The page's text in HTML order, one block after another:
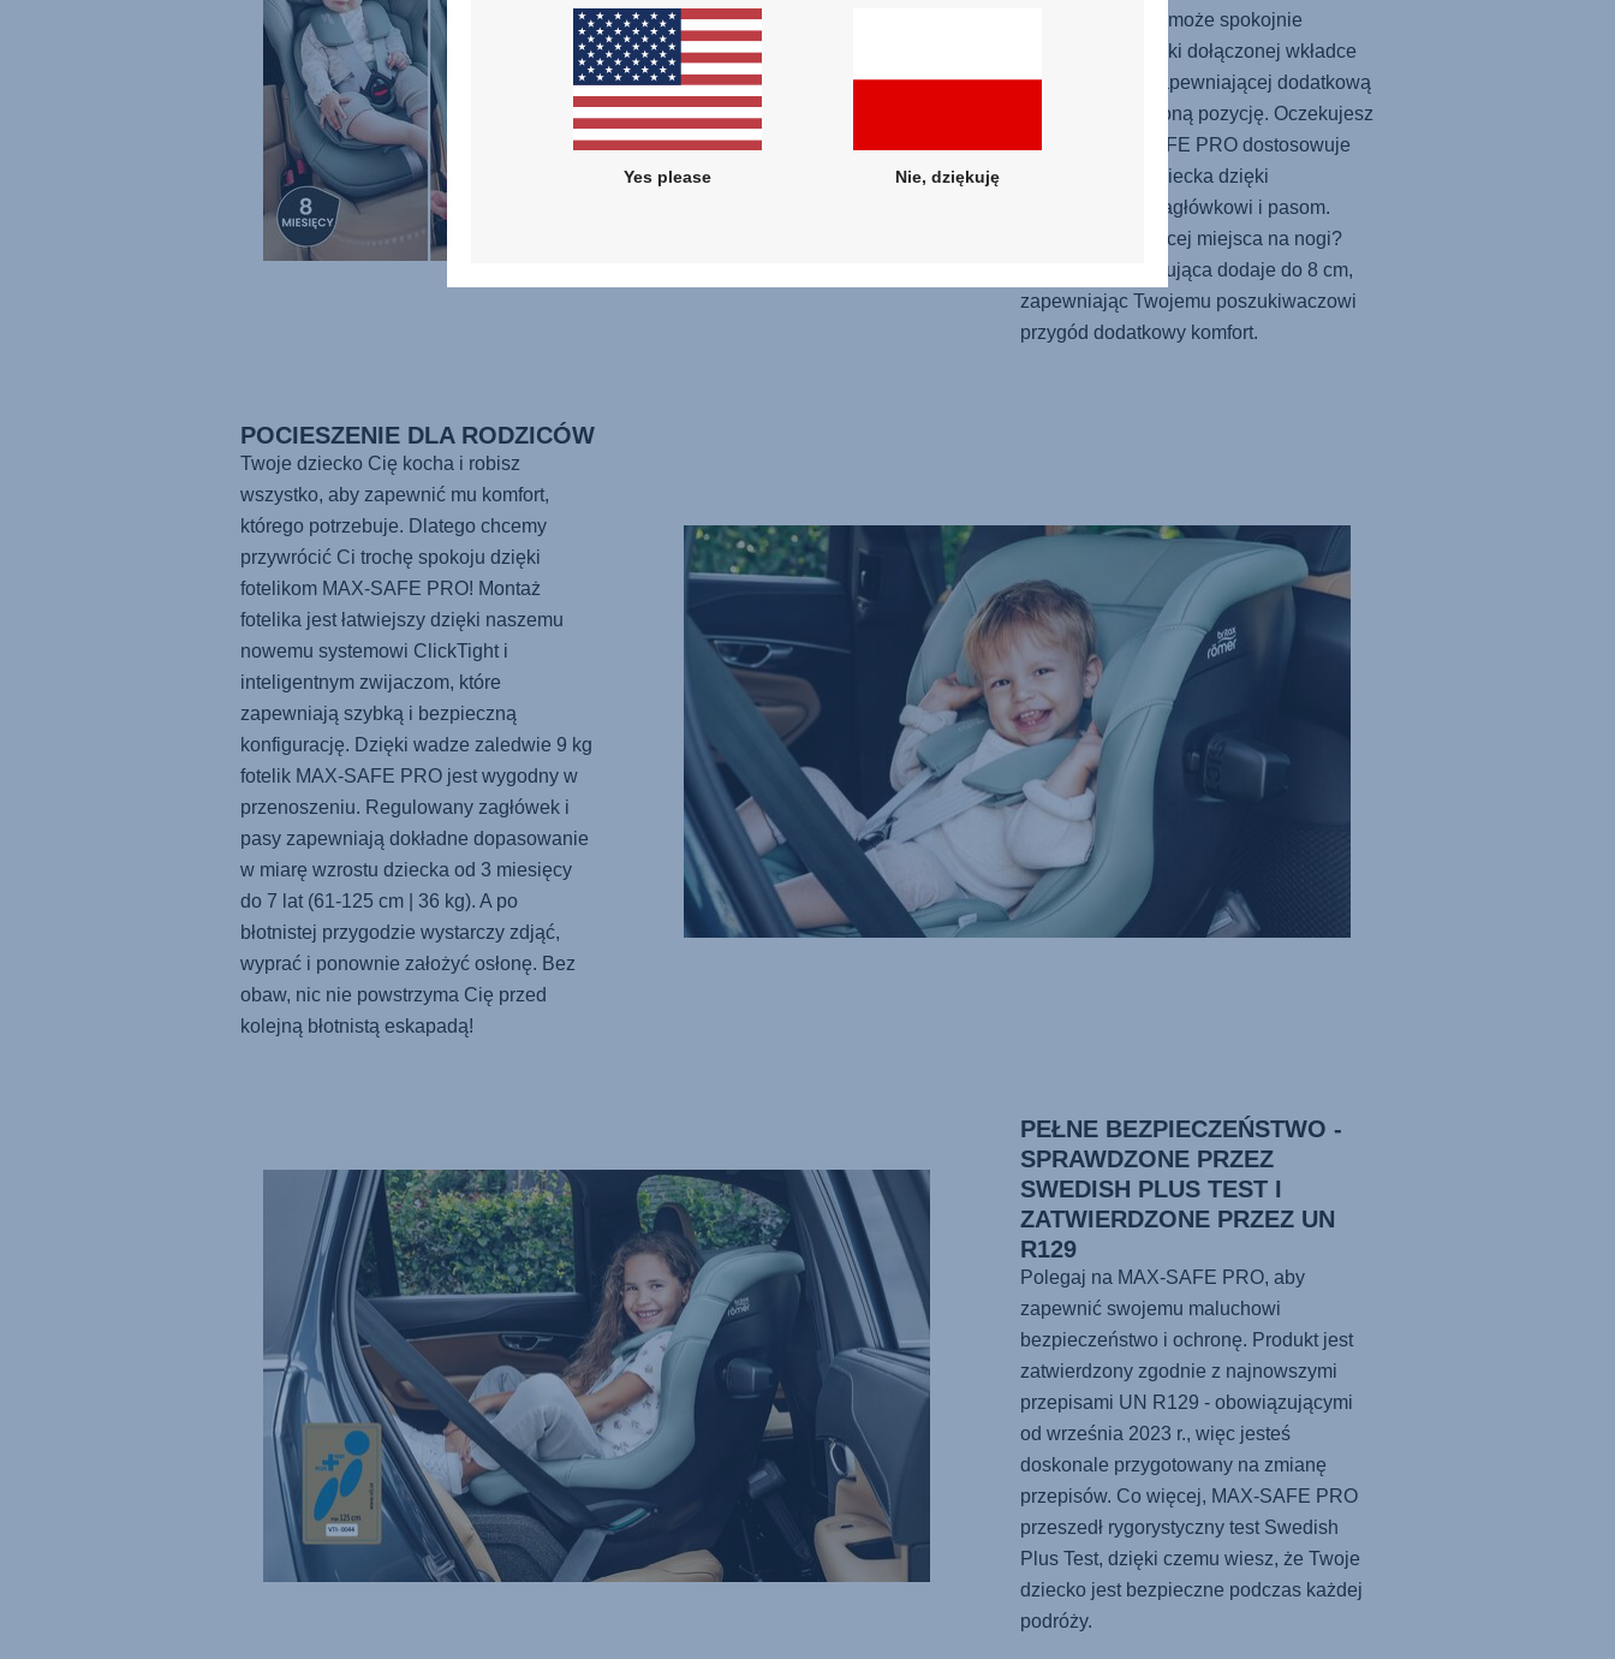
malutkie dziecko może spokojnie
odpoczywać dzięki dołączonej wkładce
dla niemowląt, zapewniającej dodatkową
ochronę i odchyloną pozycję. Oczekujesz
MAX-SAFE PRO dostosowuje
się do wzrostu dziecka dzięki
regulowanemu zagłówkowi i pasom.
Potrzebujesz więcej miejsca na nogi?
Wkładka dystansująca dodaje do 8 cm,
zapewniając Twojemu poszukiwaczowi
przygód dodatkowy komfort.
POCIESZENIE DLA RODZICÓW
Twoje dziecko Cię kocha i robisz
wszystko, aby zapewnić mu komfort,
którego potrzebuje. Dlatego chcemy
przywrócić Ci trochę spokoju dzięki
fotelikom MAX-SAFE PRO! Montaż
fotelika jest łatwiejszy dzięki naszemu
nowemu systemowi ClickTight i
inteligentnym zwijaczom, które
zapewniają szybką i bezpieczną
konfigurację. Dzięki wadze zaledwie 9 kg
fotelik MAX-SAFE PROjest wygodny w
przenoszeniu. Regulowany zagłówek i
pasy zapewniają dokładne dopasowanie
w miarę wzrostu dziecka od 3 miesięcy
do 7 lat (61-125 cm | 36 kg). A po
błotnistej przygodzie wystarczy zdjąć,
wyprać i ponownie założyć osłonę. Bez
obaw, nic nie powstrzyma Cię przed
kolejną błotnistą eskapadą!
PEŁNE BEZPIECZEŃSTWO -
SPRAWDZONE PRZEZ
SWEDISH PLUS TEST I
ZATWIERDZONE PRZEZ UN
R129
Polegaj na MAX-SAFE PRO, aby
zapewnić swojemu maluchowi
bezpieczeństwo i ochronę. Produkt jest
zatwierdzony zgodnie z najnowszymi
przepisami UN R129 - obowiązującymi
od września 2023 r., więc jesteś
doskonale przygotowany na zmianę
przepisów. Co więcej, MAX-SAFE PRO
przeszedł rygorystyczny test Swedish
Plus Test, dzięki czemu wiesz, że Twoje
dziecko jest bezpieczne podczas każdej
podróży.
Yes please Nie, dziękuję